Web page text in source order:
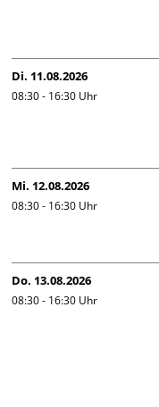
Di. 11.08.2026
08:30 - 16:30 Uhr
Mi. 12.08.2026
08:30 - 16:30 Uhr
Do. 13.08.2026
08:30 - 16:30 Uhr